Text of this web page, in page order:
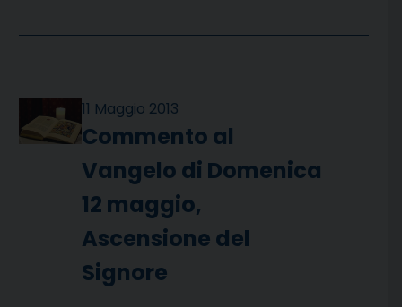
11 Maggio 2013
Commento al
Vangelo di Domenica
12 maggio,
Ascensione del
Signore